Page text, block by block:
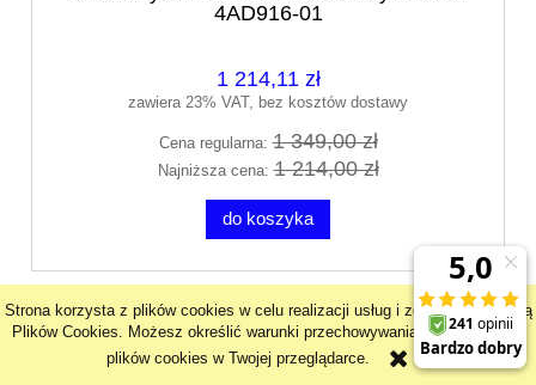
Strona korzysta z plików cookies w celu realizacji usług i zgodnie z Polityką
Plików Cookies. Możesz określić warunki przechowywania lub dostępu do
plików cookies w Twojej przeglądarce.
4AD916-01
1 214,11 zł
zawiera 23% VAT, bez kosztów dostawy
Cena regularna:1 349,00 zł
Najniższa cena:1 214,00 zł
do koszyka
promocja